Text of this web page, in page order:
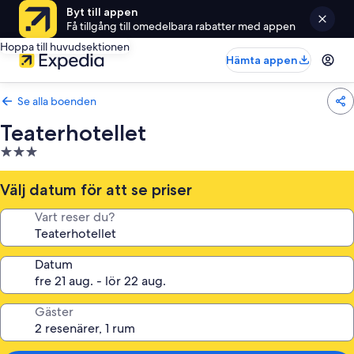
Byt till appen
Få tillgång till omedelbara rabatter med appen
Hoppa till huvudsektionen
Hämta appen
Se alla boenden
Teaterhotellet
3.0-
stjärnigt
boende
Välj datum för att se priser
Vart reser du?
Datum
Gäster